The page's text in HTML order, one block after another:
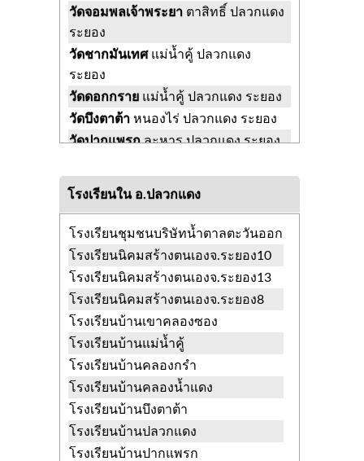
วัดจอมพลเจ้าพระยา ตาสิทธิ์ ปลวกแดง
ระยอง
วัดชากมันเทศ แม่น้ำคู้ ปลวกแดง
ระยอง
วัดดอกกราย แม่น้ำคู้ ปลวกแดง ระยอง
วัดบึงตาต้าหนองไร่ ปลวกแดง ระยอง
วัดปากแพรกละหาร ปลวกแดง ระยอง
ระยอง
ระยอง
วัดมาบลูกจันทร์ ปลวกแดง ปลวกแดง
ระยอง
วัดราษฎร์อัสดาราม
ปลวกแดง ระยอง
วัดวังประดู่
แม่น้ำคู้ ปลวกแดง ระยอง
วัดสิทธิสามัคคี
แม่น้ำคู้ ปลวกแดง
ปลวกแดง ระยอง
โรงเรียนใน อ.ปลวกแดง
โรงเรียนชุมชนบริษัทน้ำตาลตะวันออก
โรงเรียนนิคมสร้างตนเองจ.ระยอง10
โรงเรียนนิคมสร้างตนเองจ.ระยอง13
โรงเรียนนิคมสร้างตนเองจ.ระยอง8
โรงเรียนบ้านเขาคลองซอง
โรงเรียนบ้านแม่น้ำคู้
โรงเรียนบ้านคลองกรำ
โรงเรียนบ้านคลองน้ำแดง
โรงเรียนบ้านบึงตาต้า
โรงเรียนบ้านปลวกแดง
โรงเรียนบ้านปากแพรก